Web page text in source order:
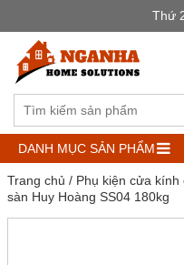
Thứ
DANH MỤC SẢN PHẨM
Trang chủ / Phụ kiện cửa
sàn Huy Hoàng SS04 180kg